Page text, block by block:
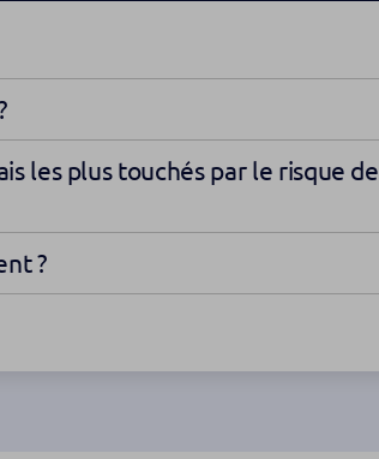
les plus touchés par le risque de
?